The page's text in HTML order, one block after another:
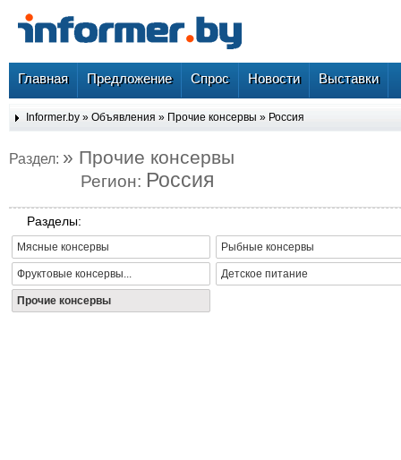
Главная Предложение Спрос Новости Выставки
Informer.by » Объявления » Прочие консервы » Россия
Раздел: » Прочие консервы
Регион: Россия
Разделы:
Мясные консервы Рыбные консервы
Фруктовые консервы... Детское питание
Прочие консервы